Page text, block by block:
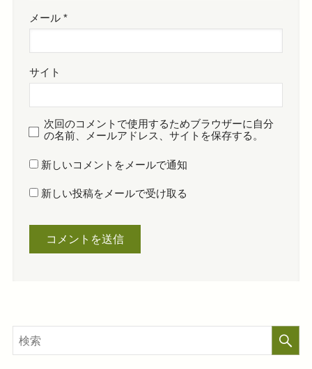
メール*
サイト
次回のコメントで使用するためブラウザーに自分
の名前、メールアドレス、サイトを保存する。
新しいコメントをメールで通知
新しい投稿をメールで受け取る